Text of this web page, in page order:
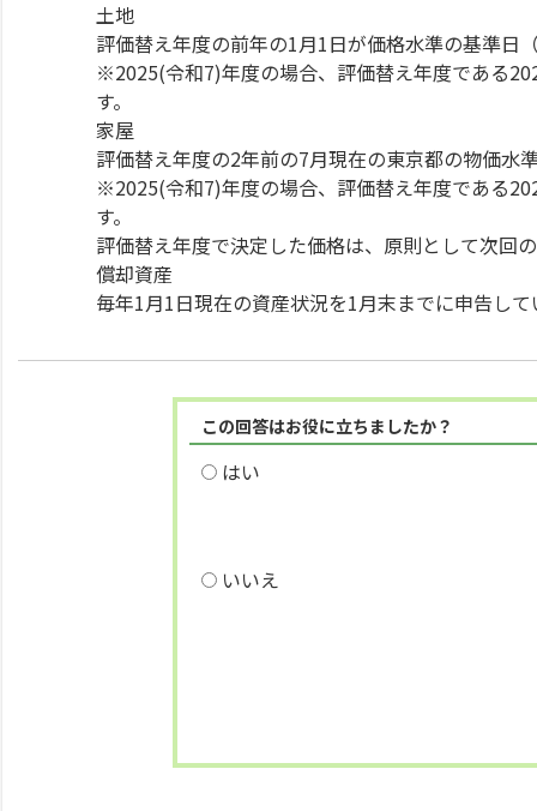
土地
評価替え年度の前年の1月1日が価格水準の基準日
※2025(令和7)年度の場合、評価替え年度である
す。
家屋
評価替え年度の2年前の7月現在の東京都の物価水
※2025(令和7)年度の場合、評価替え年度である
す。
評価替え年度で決定した価格は、原則として次回
償却資産
毎年1月1日現在の資産状況を1月末までに申告し
この回答はお役に立ちましたか？
はい
いいえ